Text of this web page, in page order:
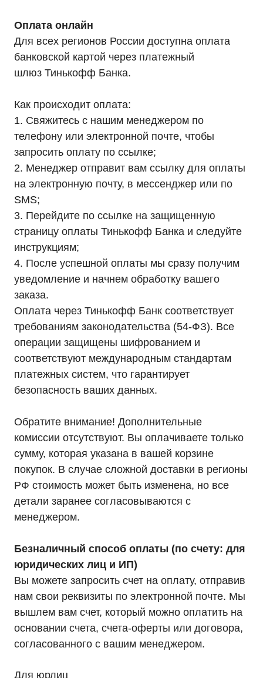
Оплата онлайн
Для всех регионов России доступна оплата
банковской картой через платежный
шлюз Тинькофф Банка.
Как происходит оплата:
1. Свяжитесь с нашим менеджером по
телефону или электронной почте, чтобы
запросить оплату по ссылке;
2. Менеджер отправит вам ссылку для оплаты
на электронную почту, в мессенджер или по
SMS;
3. Перейдите по ссылке на защищенную
страницу оплаты Тинькофф Банка и следуйте
инструкциям;
4. После успешной оплаты мы сразу получим
уведомление и начнем обработку вашего
заказа.
Оплата через Тинькофф Банк соответствует
требованиям законодательства (54-ФЗ). Все
операции защищены шифрованием и
соответствуют международным стандартам
платежных систем, что гарантирует
безопасность ваших данных.
Обратите внимание! Дополнительные
комиссии отсутствуют. Вы оплачиваете только
сумму, которая указана в вашей корзине
покупок. В случае сложной доставки в регионы
РФ стоимость может быть изменена, но все
детали заранее согласовываются с
менеджером.
Безналичный способ оплаты (по счету: для
юридических лиц и ИП)
Вы можете запросить счет на оплату, отправив
нам свои реквизиты по электронной почте. Мы
вышлем вам счет, который можно оплатить на
основании счета, счета-оферты или договора,
согласованного с вашим менеджером.
Для юрлиц
Покупателям
О компании
Оплата
Монтаж
Статьи
Контакты
Условия оформления заказа
Реквизиты
Режим работы: Пн-Пт: 9:00 —
18:00
info@ibp-hiden.ru
+7 (495) 846-88-98
Адрес:
г. Москва, 2-й Южнопортовый
проезд, д. 10, стр. 11
Информация, размещенная на сайте, не является
© 2021-2026 Официальный дилер «HIDEN»
Политика конфиденциальности